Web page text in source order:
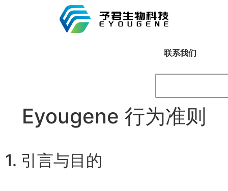
联系我们
Eyougene 行为准则
1. 引言与目的